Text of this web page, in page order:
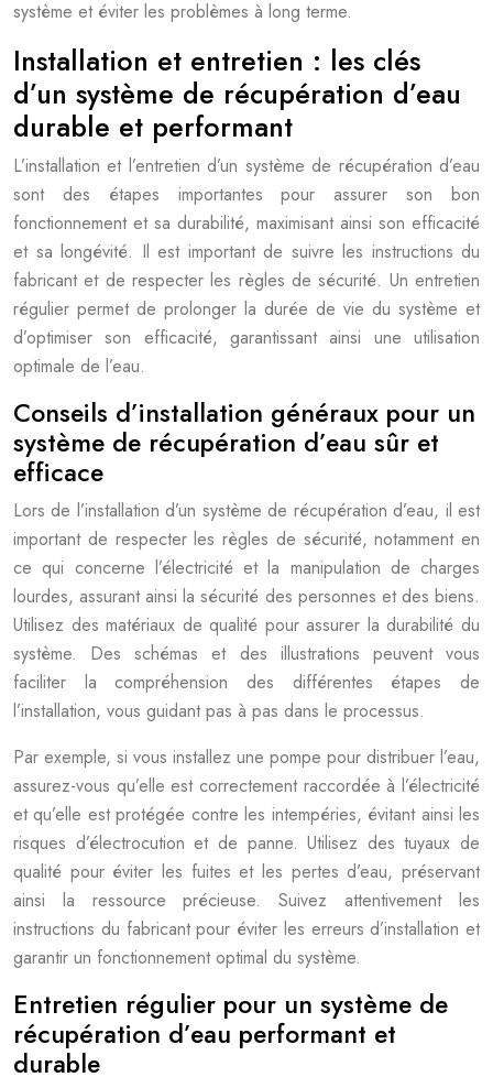
système et éviter les problèmes à long terme.
Installation et entretien : les clés
d’un système de récupération d’eau
durable et performant
L’installation et l’entretien d’un système de récupération d’eau
sont des étapes importantes pour assurer son bon
fonctionnement et sa durabilité, maximisant ainsi son efficacité
et sa longévité. Il est important de suivre les instructions du
fabricant et de respecter les règles de sécurité. Un entretien
régulier permet de prolonger la durée de vie du système et
d’optimiser son efficacité, garantissant ainsi une utilisation
optimale de l’eau.
Conseils d’installation généraux pour un
système de récupération d’eau sûr et
efficace
Lors de l’installation d’un système de récupération d’eau, il est
important de respecter les règles de sécurité, notamment en
ce qui concerne l’électricité et la manipulation de charges
lourdes, assurant ainsi la sécurité des personnes et des biens.
Utilisez des matériaux de qualité pour assurer la durabilité du
système. Des schémas et des illustrations peuvent vous
faciliter la compréhension des différentes étapes de
l’installation, vous guidant pas à pas dans le processus.
Par exemple, si vous installez une pompe pour distribuer l’eau,
assurez-vous qu’elle est correctement raccordée à l’électricité
et qu’elle est protégée contre les intempéries, évitant ainsi les
risques d’électrocution et de panne. Utilisez des tuyaux de
qualité pour éviter les fuites et les pertes d’eau, préservant
ainsi la ressource précieuse. Suivez attentivement les
instructions du fabricant pour éviter les erreurs d’installation et
garantir un fonctionnement optimal du système.
Entretien régulier pour un système de
récupération d’eau performant et
durable